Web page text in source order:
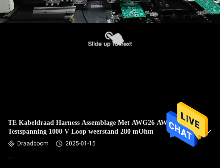
TE Kabeldraad Harness Assemblage Met AWG26 AWG28
Testspanning 1000 V Loop weerstand 280 mOhm
Draadboom 2025-01-15